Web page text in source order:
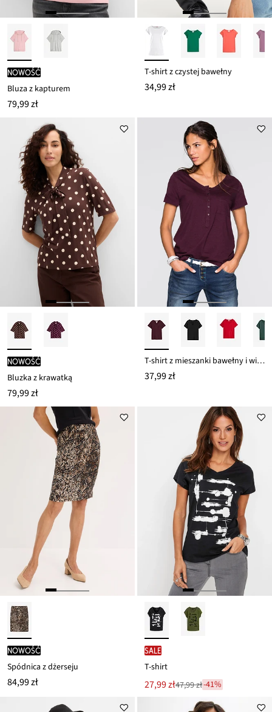
nowość
Bluza z kapturem
79,99 zł
T-shirt z czystej bawełny
34,99 zł
nowość
Bluzka z krawatką
79,99 zł
T-shirt z mieszanki bawełny i wiskozy
37,99 zł
nowość
Spódnica z dżerseju
84,99 zł
SALE
T-shirt
Nowa
cena
27,99 zł
Przeceniono
47,99 zł-41%